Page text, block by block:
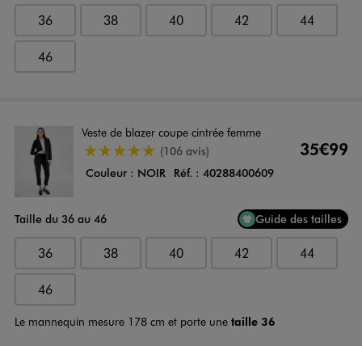
36 38 40 42 44
46
Veste de blazer coupe cintrée femme
35€99
4.5/5 de moyenne
(106 avis)
Couleur : NOIR Réf. : 40288400609
Taille du 36 au 46 Guide des tailles
36 38 40 42 44
46
Le mannequin mesure 178 cm et porte une taille 36